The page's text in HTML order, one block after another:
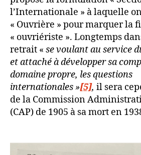
l’Internationale » à laquelle
« Ouvrière » pour marquer la
« ouvriériste ». Longtemps
retrait « se voulant au service
et attaché à développer sa
domaine propre, les questions
internationales »[5], il sera
de la Commission
(CAP) de 1905 à sa mort en